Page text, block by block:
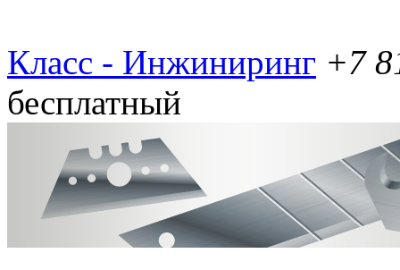
Класс - Инжиниринг +7
бесплатный